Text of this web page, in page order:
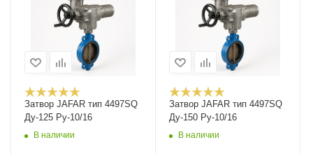
Затвор JAFAR тип 4497SQ
Ду-125 Ру-10/16
В наличии
Затвор JAFAR тип 4497SQ
Ду-150 Ру-10/16
В наличии